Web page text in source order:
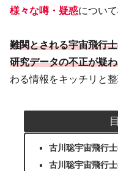
様々な噂・疑惑につい
難関とされる宇宙飛行
研究データの不正が疑
わる情報をキッチリと
古川聡宇宙飛行
古川聡宇宙飛行